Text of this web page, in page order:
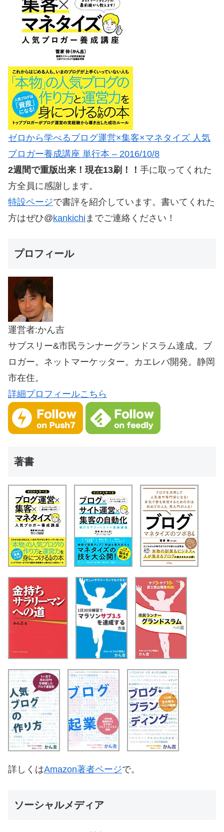
ゼロから学べるブログ運営×集客×マネタイズ 人気
ブロガー養成講座 単行本 – 2016/10/8
2週間で重版出来！現在13刷！！ 手に取ってくれた
方全員に感謝します。
特設ページで書評を紹介しています。書いてくれた
方はぜひ@kankichi までご連絡ください！
プロフィール
運営者:かん吉
サブスリー&市民ランナーグランドスラム達成。ブ
ロガー。ネットマーケッター。カエレバ開発。静岡
市在住。
詳細プロフィールこちら
著書
詳しくはAmazon著者ページで。
ソーシャルメディア